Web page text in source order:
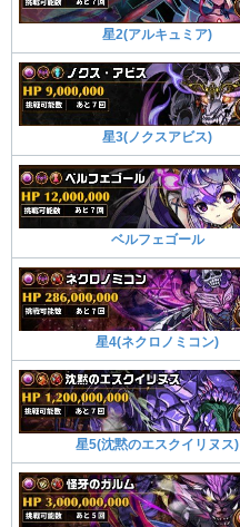
星2(アルキュミア)
星3(ノクスアビス)
ベルフェゴール
星4(ネクロノミコン)
星5(沈黙のエスクイリヌス)